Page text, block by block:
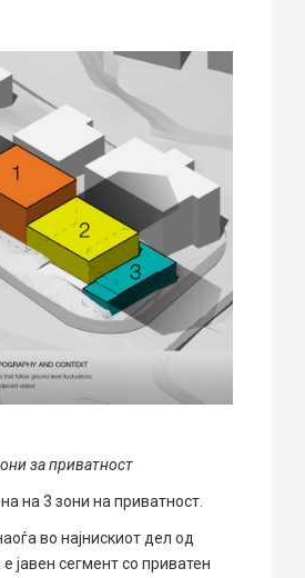
за приватност
на 3 зони на приватност.
во најнискиот дел од
јавен сегмент со приватен